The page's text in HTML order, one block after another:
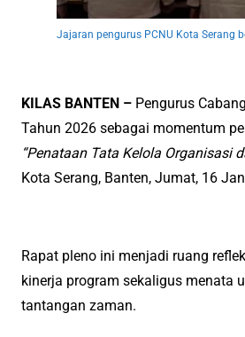
Jajaran pengurus PCNU Kota Serang
KILAS BANTEN – Pengurus
Tahun 2026 sebagai momentum
“Penataan Tata Kelola Organisasi
Kota Serang, Banten, Jumat, 16
Rapat pleno ini menjadi ruang
kinerja program sekaligus menata
tantangan zaman.